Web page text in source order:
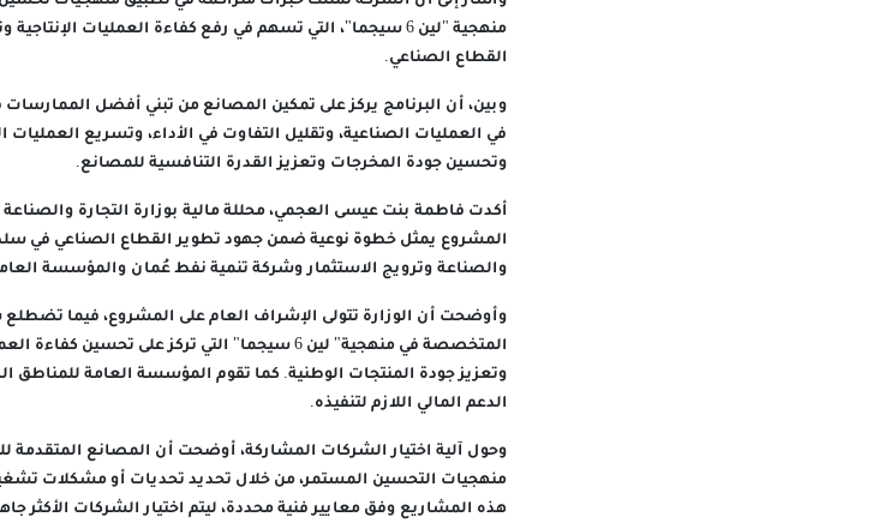
منهجية "لين 6 سيجما"، التي تسهم في رفع كفاءة العمليات
القطاع الصناعي.
وبين، أن البرنامج يركز على تمكين المصانع من تبني أفضل
في العمليات الصناعية، وتقليل التفاوت في الأداء، وتسريع العمليات
وتحسين جودة المخرجات وتعزيز القدرة التنافسية للمصانع.
أكدت فاطمة بنت عيسى العجمي، محللة مالية بوزارة التجارة
المشروع يمثل خطوة نوعية ضمن جهود تطوير القطاع الصناعي في
والصناعة وترويج الاستثمار وشركة تنمية نفط عُمان والمؤسسة
وأوضحت أن الوزارة تتولى الإشراف العام على المشروع، فيما تضطلع
المتخصصة في منهجية" لين 6 سيجما" التي تركز على
وتعزيز جودة المنتجات الوطنية. كما تقوم المؤسسة العامة للمناطق
الدعم المالي اللازم لتنفيذه.
وحول آلية اختيار الشركات المشاركة، أوضحت أن المصانع المتقدمة
منهجيات التحسين المستمر، من خلال تحديد تحديات أو مشكلات
هذه المشاريع وفق معايير فنية محددة، ليتم اختيار الشركات الأكثر